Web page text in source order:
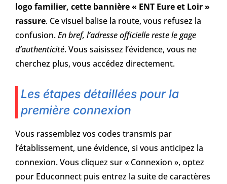
logo familier, cette bannière « ENT Eure et Loir »
rassure. Ce visuel balise la route, vous refusez la
confusion.En bref, l’adresse officielle reste le gage
d’authenticité. Vous saisissez l’évidence, vous ne
cherchez plus, vous accédez directement.
Les étapes détaillées pour la
première connexion
Vous rassemblez vos codes transmis par
l’établissement, une évidence, si vous anticipez la
connexion. Vous cliquez sur « Connexion », optez
pour Educonnect puis entrez la suite de caractères